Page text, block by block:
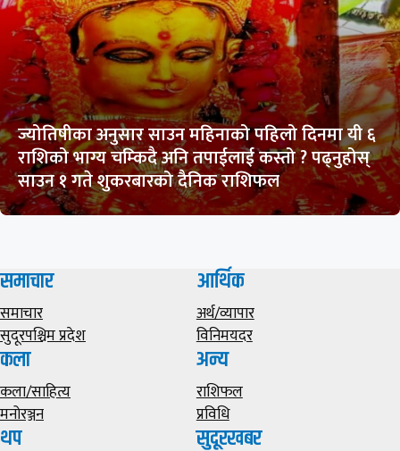
ज्योतिषीका अनुसार साउन महिनाको पहिलो दिनमा यी ६
राशिको भाग्य चम्किदै अनि तपाईलाई कस्तो ? पढ्नुहोस्
साउन १ गते शुकरबारको दैनिक राशिफल
समाचार
समाचार
सुदूरपश्चिम प्रदेश
आर्थिक
अर्थ/व्यापार
विनिमयदर
कला
कला/साहित्य
मनोरञ्जन
अन्य
राशिफल
प्रविधि
थप सुदूरखबर